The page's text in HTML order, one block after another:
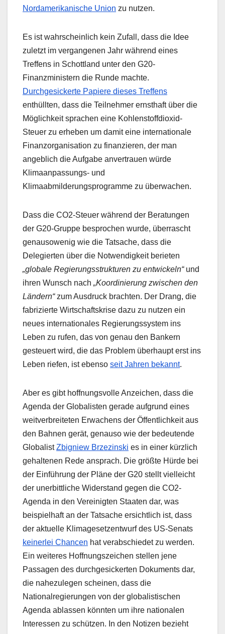
Nordamerikanische Union zu nutzen.
Es ist wahrscheinlich kein Zufall, dass die Idee
zuletzt im vergangenen Jahr während eines
Treffens in Schottland unter den G20-
Finanzministern die Runde machte.
Durchgesickerte Papiere dieses Treffens
enthüllten, dass die Teilnehmer ernsthaft über die
Möglichkeit sprachen eine Kohlenstoffdioxid-
Steuer zu erheben um damit eine internationale
Finanzorganisation zu finanzieren, der man
angeblich die Aufgabe anvertrauen würde
Klimaanpassungs- und
Klimaabmilderungsprogramme zu überwachen.
Dass die CO2-Steuer während der Beratungen
der G20-Gruppe besprochen wurde, überrascht
genausowenig wie die Tatsache, dass die
Delegierten über die Notwendigkeit berieten
„globale Regierungsstrukturen zu entwickeln“und
ihren Wunsch nach „Koordinierung zwischen den
Ländern“zum Ausdruck brachten. Der Drang, die
fabrizierte Wirtschaftskrise dazu zu nutzen ein
neues internationales Regierungssystem ins
Leben zu rufen, das von genau den Bankern
gesteuert wird, die das Problem überhaupt erst ins
Leben riefen, ist ebenso seit Jahren bekannt.
Aber es gibt hoffnungsvolle Anzeichen, dass die
Agenda der Globalisten gerade aufgrund eines
weitverbreiteten Erwachens der Öffentlichkeit aus
den Bahnen gerät, genauso wie der bedeutende
GlobalistZbigniew Brzezinski es in einer kürzlich
gehaltenen Rede ansprach. Die größte Hürde bei
der Einführung der Pläne der G20 stellt vielleicht
der unerbittliche Widerstand gegen die CO2-
Agenda in den Vereinigten Staaten dar, was
beispielhaft an der Tatsache ersichtlich ist, dass
der aktuelle Klimagesetzentwurf des US-Senats
keinerlei Chancen hat verabschiedet zu werden.
Ein weiteres Hoffnungszeichen stellen jene
Passagen des durchgesickerten Dokuments dar,
die nahezulegen scheinen, dass die
Nationalregierungen von der globalistischen
Agenda ablassen könnten um ihre nationalen
Interessen zu schützen. In den Notizen bezieht